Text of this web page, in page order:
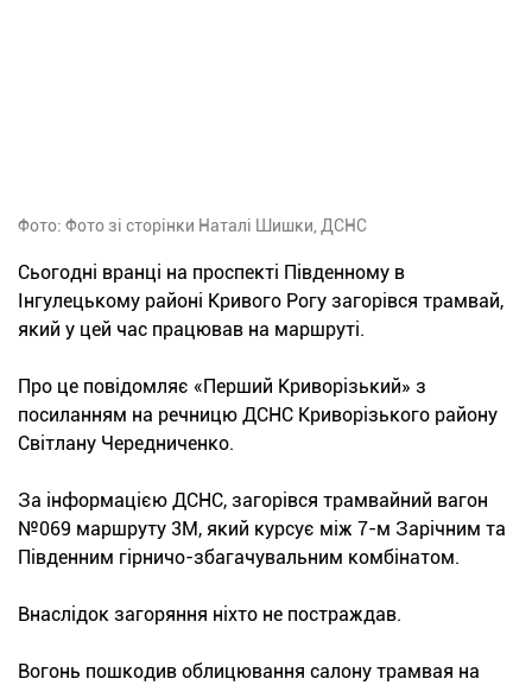
Фото: Фото зі сторінки Наталі Шишки, ДСНС
Сьогодні вранці на проспекті Південному в
Інгулецькому районі Кривого Рогу загорівся трамвай,
який у цей час працював на маршруті.
Про це повідомляє «Перший Криворізький» з
посиланням на речницю ДСНС Криворізького району
Світлану Чередниченко.
За інформацією ДСНС, загорівся трамвайний вагон
№069 маршруту 3М, який курсує між 7-м Зарічним та
Південним гірничо-збагачувальним комбінатом.
Внаслідок загоряння ніхто не постраждав.
Вогонь пошкодив облицювання салону трамвая на